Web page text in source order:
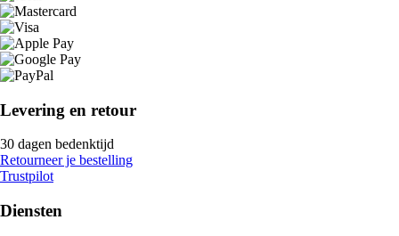
Levering en retour
30 dagen bedenktijd
Retourneer je bestelling
Trustpilot
Diensten